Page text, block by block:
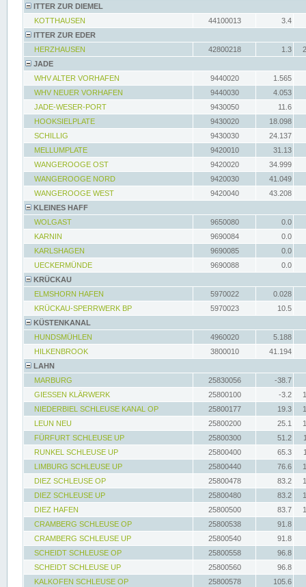
ITTER ZUR DIEMEL
KOTTHAUSEN
44100013
3.4
ITTER ZUR EDER
HERZHAUSEN
42800218 1.3
JADE
WHV ALTER VORHAFEN
9440020
1.565
WHV NEUER VORHAFEN
9440030
4.053
JADE-WESER-PORT
9430050
11.6
HOOKSIELPLATE
9430020
18.098
SCHILLIG
9430030
24.137
MELLUMPLATE
9420010
31.13
WANGEROOGE OST
9420020
34.999
WANGEROOGE NORD
9420030
41.049
WANGEROOGE WEST
9420040
43.208
KLEINES HAFF
WOLGAST
9650080
0.0
KARNIN
9690084
0.0
KARLSHAGEN
9690085
0.0
UECKERMÜNDE
9690088
0.0
KRÜCKAU
ELMSHORN HAFEN
5970022
0.028
KRÜCKAU-SPERRWERK BP
5970023
10.5
KÜSTENKANAL
HUNDSMÜHLEN
4960020
5.188
HILKENBROOK
3800010
41.194
LAHN
MARBURG
25830056
-38.7
GIESSEN KLÄRWERK
25800100 -3.2
NIEDERBIEL SCHLEUSE KANAL OP
25800177 19.3
LEUN NEU
25800200 25.1
FÜRFURT SCHLEUSE UP
25800300 51.2
RUNKEL SCHLEUSE UP
25800400 65.3
LIMBURG SCHLEUSE UP
25800440 76.6
DIEZ SCHLEUSE OP
25800478 83.2
DIEZ SCHLEUSE UP
25800480 83.2
DIEZ HAFEN
25800500 83.7
CRAMBERG SCHLEUSE OP
25800538
91.8
CRAMBERG SCHLEUSE UP
25800540
91.8
SCHEIDT SCHLEUSE OP
25800558
96.8
SCHEIDT SCHLEUSE UP
25800560
96.8
KALKOFEN SCHLEUSE OP
25800578
105.6